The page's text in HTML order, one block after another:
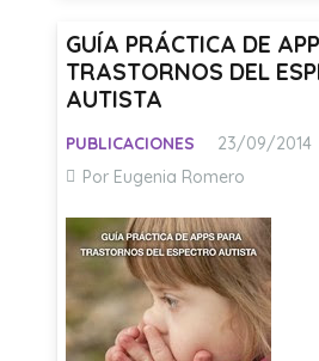
GUÍA PRÁCTICA DE
TRASTORNOS DEL
AUTISTA
PUBLICACIONES 23/09/2014
Por Eugenia Romero